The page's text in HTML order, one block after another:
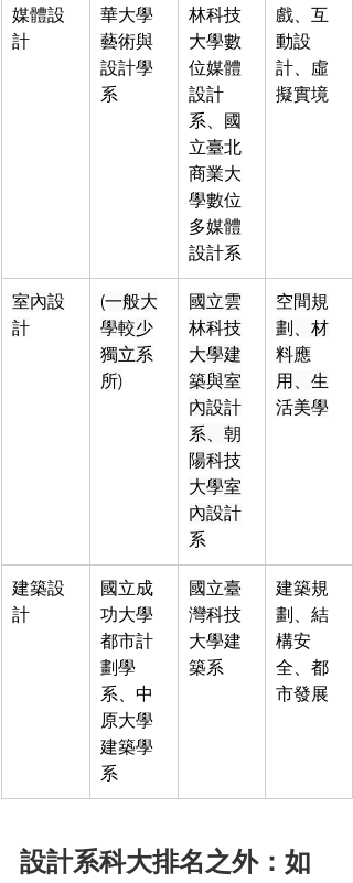
媒體設
計
華大學
藝術與
設計學
系
林科技
大學數
位媒體
設計
系、國
立臺北
商業大
學數位
多媒體
設計系
戲、互
動設
計、虛
擬實境
室內設
計
(一般大
學較少
獨立系
所)
國立雲
林科技
大學建
築與室
內設計
系、朝
陽科技
大學室
內設計
系
空間規
劃、材
料應
用、生
活美學
建築設
計
國立成
功大學
都市計
劃學
系、中
原大學
建築學
系
國立臺
灣科技
大學建
築系
建築規
劃、結
構安
全、都
市發展
設計系科大排名之外：如